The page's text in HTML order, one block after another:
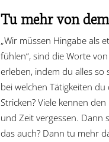
Tu mehr von
„Wir müssen Hingabe als
fühlen“, sind die Worte
erleben, indem du alles
bei welchen Tätigkeiten
Stricken? Viele kennen
und Zeit vergessen. Dann
das auch? Dann tu mehr